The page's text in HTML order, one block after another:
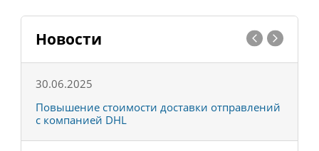
Новости
30.06.2025
Повышение стоимости доставки отправлений
с компанией DHL